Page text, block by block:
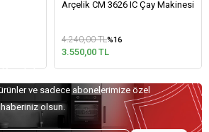
Arçelik CM 3626 IC Çay Makinesi
4.240,00 TL%16
3.550,00 TL
ürünler ve sadece abonelerimize özel
olsun.